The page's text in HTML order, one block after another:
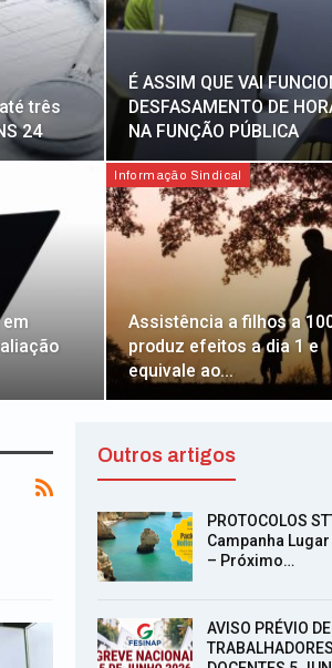
três
24
É ASSIM QUE VAI
DESFASAMENTO DE
NA FUNÇÃO PÚBLICA
Informação Sindical
Assistência a filhos a
produz efeitos a dia 1 e
equivale ao…
Outros artigos
PROTOCOLOS
Campanha Lugar
– Próximo…
AVISO PRÉVIO